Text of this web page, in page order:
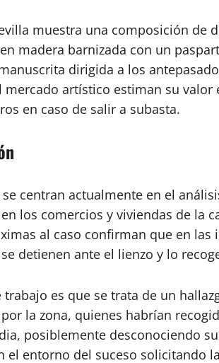
muestra una composición de
madera barnizada con un
dirigida a los
artístico estiman su
en caso de salir a subasta.
centran actualmente en el
los comercios y viviendas de la
al caso confirman que en las
detienen ante el lienzo y lo
es que se trata de un
la zona, quienes habrían
posiblemente desconociendo
el entorno del suceso solicitando